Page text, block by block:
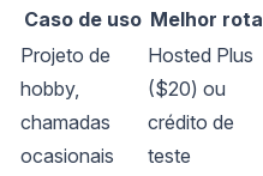
Caso de uso Melhor rota
Projeto de
hobby,
chamadas
ocasionais
Hosted Plus
($20) ou
crédito de
teste